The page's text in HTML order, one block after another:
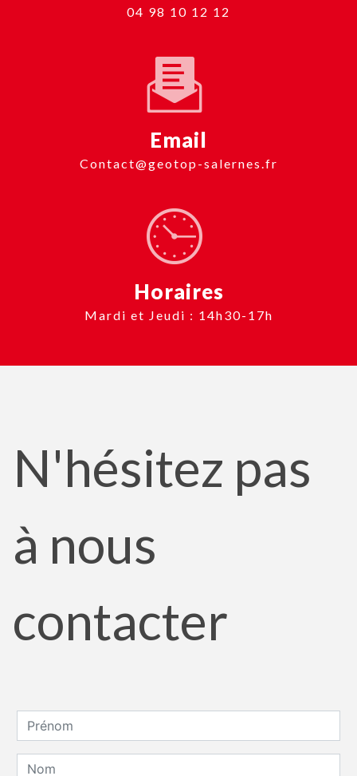
04 98 10 12 12
Email
contact@geotop-salernes.fr
Horaires
Mardi et Jeudi : 14h30-17h
N'hésitez pas
à nous
contacter